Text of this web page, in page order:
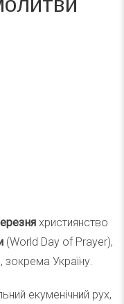
християнство
(World Day of Prayer),
Україну.
екуменічний рух,